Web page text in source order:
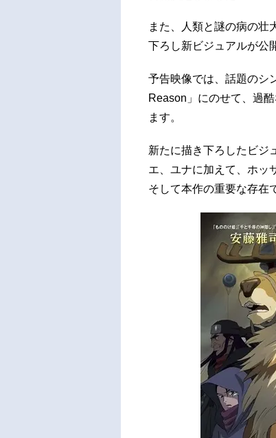
また、人類と謎の病の壮
下ろし新ビジュアルが公
予告映像では、話題のシ
Reason」にのせて、過
ます。
新たに描き下ろしたビジ
エ、ユナに加えて、ホッ
そして本作の重要な存在